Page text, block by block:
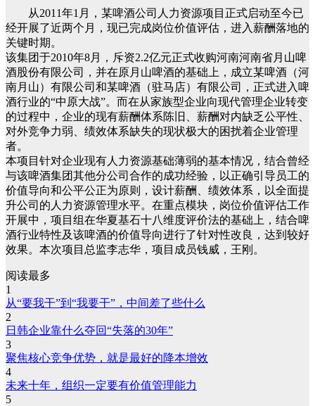
从2011年1月，某啤酒公司人力资源项目正式启动至今已
经开展了近两个月，现已完成岗位价值评估，进入薪酬落地的
关键时期。
该集团于2010年8月，斥资2.2亿元正式收购河南河南省月山啤
酒股份有限公司，并在原月山啤酒的基础上，成立某啤酒（河
南月山）有限公司和某啤酒（驻马店）有限公司，正式进入啤
酒行业的“中原大战”。而在从家族型企业向现代管理企业转变
的过程中，企业的现有薪酬体系陈旧、薪酬对内缺乏公平性、
对外竞争力弱、绩效体系缺失的现状极大的困扰着企业管理
者。
本项目针对企业现有人力资源基础薄弱的基本情况，结合曾经
与该啤酒集团其他分公司合作的成功经验，以正确引导员工的
价值导向和公平公正为原则，设计薪酬、绩效体系，以全面提
升公司的人力资源管理水平。在重点模块，岗位价值评估工作
开展中，项目组在华夏基石十八维度评价法的基础上，结合啤
酒行业特性及该啤酒的价值导向进行了针对性改良，达到较好
效果。本次项目总监李志华，项目成员钱威，王刚。
阅读最多
1
从“要我干”到“我要干”，中间差了些什么
2
日韩企业靠什么夺回“失落的30年”
3
聚焦核心竞争优势，就是最好的降本增效
4
未来十年，组织一定要有价值管理能力
5